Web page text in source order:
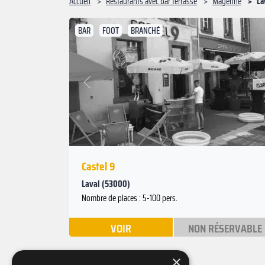
BAR FOOT BRANCHÉ
Précédent
Suivant
Castel 9
Laval (53000)
Nombre de places : 5-100 pers.
VOIR
NON RÉSERVABLE